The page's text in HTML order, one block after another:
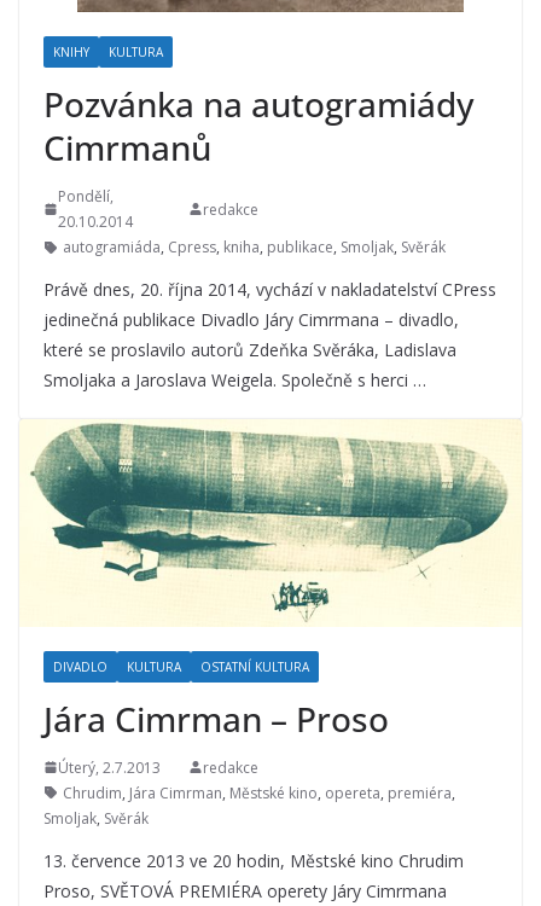
KNIHY KULTURA
Pozvánka na autogramiády
Cimrmanů
Pondělí,
20.10.2014
redakce
autogramiáda, Cpress, kniha, publikace, Smoljak, Svěrák
Právě dnes, 20. října 2014, vychází v nakladatelství CPress
jedinečná publikace Divadlo Járy Cimrmana – divadlo,
které se proslavilo autorů Zdeňka Svěráka, Ladislava
Smoljaka a Jaroslava Weigela. Společně s herci …
DIVADLO KULTURA OSTATNÍ KULTURA
Jára Cimrman – Proso
Úterý, 2.7.2013
redakce
Chrudim, Jára Cimrman, Městské kino, opereta, premiéra,
Smoljak, Svěrák
13. července 2013 ve 20 hodin, Městské kino Chrudim
Proso, SVĚTOVÁ PREMIÉRA operety Járy Cimrmana